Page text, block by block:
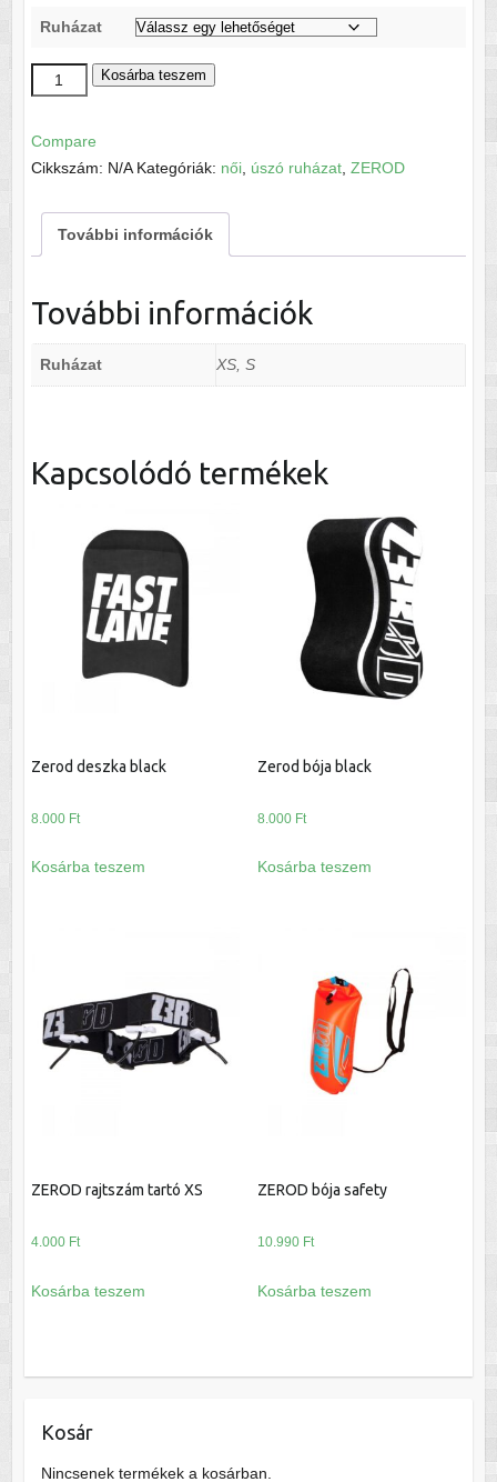
Ruházat
ZEROD
női
PASTEL
Kosárba teszem
Compare
Cikkszám: N/A Kategóriák: női, úszó ruházat, ZEROD
További információk
További információk
Ruházat XS, S
Kapcsolódó termékek
Zerod deszka black
8.000 Ft
Kosárba teszem
Zerod bója black
8.000 Ft
Kosárba teszem
ZEROD rajtszám tartó XS
4.000 Ft
Kosárba teszem
ZEROD bója safety
10.990 Ft
Kosárba teszem
Kosár
Nincsenek termékek a kosárban.